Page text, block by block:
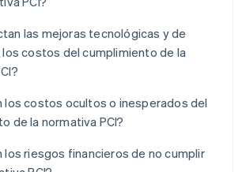
las mejoras tecnológicas y de
los costos del cumplimiento de la
los costos ocultos o inesperados del
de la normativa PCI?
los riesgos financieros de no cumplir